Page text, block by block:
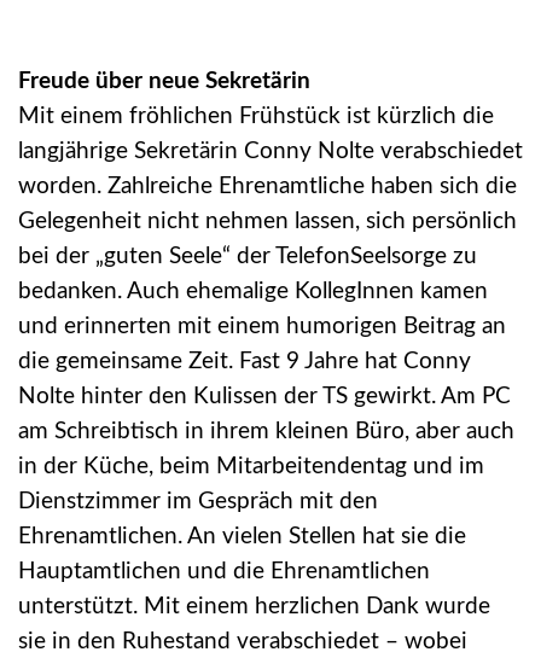
Freude über neue Sekretärin
Mit einem fröhlichen Frühstück ist kürzlich die
langjährige Sekretärin Conny Nolte verabschiedet
worden. Zahlreiche Ehrenamtliche haben sich die
Gelegenheit nicht nehmen lassen, sich persönlich
bei der „guten Seele“ der TelefonSeelsorge zu
bedanken. Auch ehemalige KollegInnen kamen
und erinnerten mit einem humorigen Beitrag an
die gemeinsame Zeit. Fast 9 Jahre hat Conny
Nolte hinter den Kulissen der TS gewirkt. Am PC
am Schreibtisch in ihrem kleinen Büro, aber auch
in der Küche, beim Mitarbeitendentag und im
Dienstzimmer im Gespräch mit den
Ehrenamtlichen. An vielen Stellen hat sie die
Hauptamtlichen und die Ehrenamtlichen
unterstützt. Mit einem herzlichen Dank wurde
sie in den Ruhestand verabschiedet – wobei